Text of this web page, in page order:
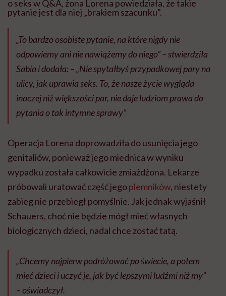
o seks w Q&A, żona Lorena powiedziała, że ​​takie
pytanie jest dla niej „brakiem szacunku”.
„To bardzo osobiste pytanie, na które nigdy nie
odpowiemy ani nie nawiążemy do niego” – stwierdziła
Sabia i dodała: – „Nie spytałbyś przypadkowej pary na
ulicy, jak uprawia seks. To, że nasze życie wygląda
inaczej niż większości par, nie daje ludziom prawa do
pytania o tak intymne sprawy”
Operacja Lorena doprowadziła do usunięcia jego
genitaliów, ponieważ jego miednica w wyniku
wypadku została całkowicie zmiażdżona. Lekarze
próbowali uratować część jegoplemników, niestety
zabieg nie przebiegł pomyślnie. Jak jednak wyjaśnił
Schauers, choć nie będzie mógł mieć własnych
biologicznych dzieci, nadal chce zostać tatą.
„Chcemy najpierw podróżować po świecie, a potem
mieć dzieci i uczyć je, jak być lepszymi ludźmi niż my”
– oświadczył.